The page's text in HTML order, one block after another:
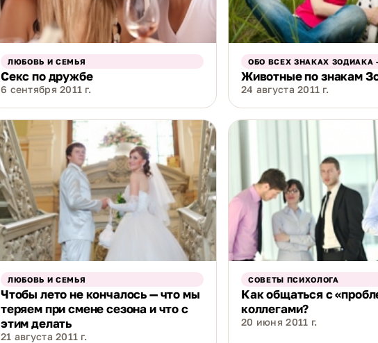
ЛЮБОВЬ И СЕМЬЯ
Секс по дружбе
6 сентября 2011 г.
ОБО ВСЕХ ЗНАКАХ ЗОДИАКА -
Животные по знакам
24 августа 2011 г.
ЛЮБОВЬ И СЕМЬЯ
Чтобы лето не кончалось — что мы
теряем при смене сезона и что с
этим делать
21 августа 2011 г.
СОВЕТЫ ПСИХОЛОГА
Как общаться с
коллегами?
20 июня 2011 г.